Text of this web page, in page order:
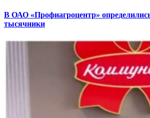
В ОАО «Профиагроцентр»
тысячники